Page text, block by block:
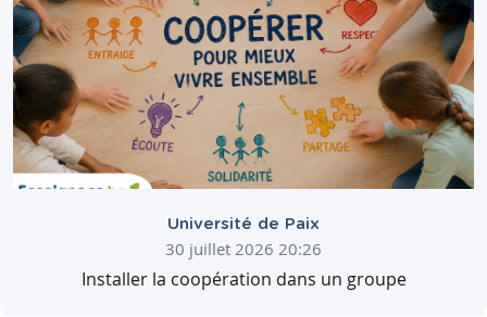
Université de Paix
30 juillet 2026 20:26
Installer la coopération dans un groupe